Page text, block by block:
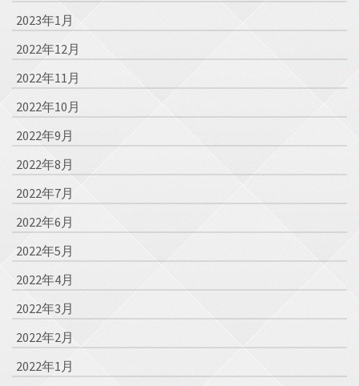
2023年1月
2022年12月
2022年11月
2022年10月
2022年9月
2022年8月
2022年7月
2022年6月
2022年5月
2022年4月
2022年3月
2022年2月
2022年1月